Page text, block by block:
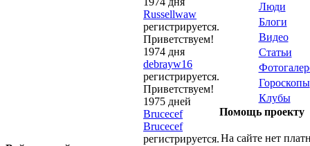
Russellwaw
регистрируется.
Приветствуем!
1974 дня
debrayw16
регистрируется.
Приветствуем!
1975 дней
Brucecef
Brucecef
регистрируется.
Люди
Блоги
Видео
Статьи
Гороскопы
Клубы
Помощь проекту
На сайте нет